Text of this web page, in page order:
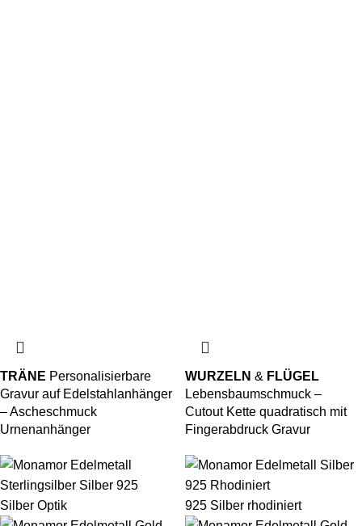
TRÄNE Personalisierbare
Gravur auf Edelstahlanhänger
– Ascheschmuck
Urnenanhänger
Silber Optik
WURZELN & FLÜGEL
Lebensbaumschmuck –
Cutout Kette quadratisch mit
Fingerabdruck Gravur
925 Silber rhodiniert